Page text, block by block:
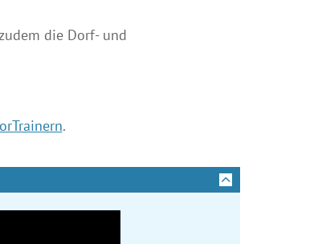
die Dorf- und
.